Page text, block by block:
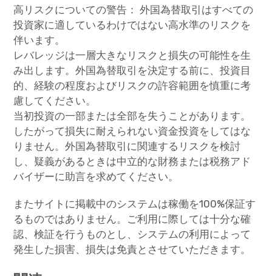
高リスクについての警告： 外国為替取引はすべての
投資家に適しているわけではない高水準のリスクを
伴います。
レバレッジは一層大きなリスクと損失の可能性を生
み出します。外国為替取引を決定する前に、投資目
的、経験の程度およびリスクの許容範囲を慎重に考
慮してください。
当初投資の一部または全部を失うことがあります。
したがって損失に耐えられない資金投資をしてはな
りません。外国為替取引に関連するリスクを検討
し、疑義があるときは中立的な財務または税務アド
バイザーに助言を求めてください。
またサイトに掲載中のシステムは稼働を100%保証す
るものではありません。ご利用に際しては十分な確
認、検証を行うものとし、システムの利用によって
発生した損害、損失は免責とさせていただきます。